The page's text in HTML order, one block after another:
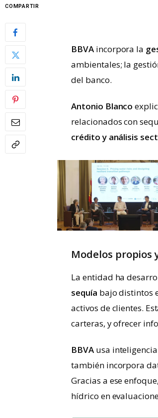
COMPARTIR
BBVA incorpora la
ambientales; la
del banco.
Antonio Blanco
relacionados con
crédito y análisis
Modelos propios
La entidad ha
sequía bajo distintos
activos de clientes.
carteras, y ofrecer
BBVA usa
también incorpora
Gracias a ese
hídrico en